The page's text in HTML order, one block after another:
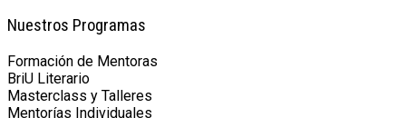
Nuestros Programas
Formación de Mentoras
BriU Literario
Masterclass y Talleres
Mentorías Individuales